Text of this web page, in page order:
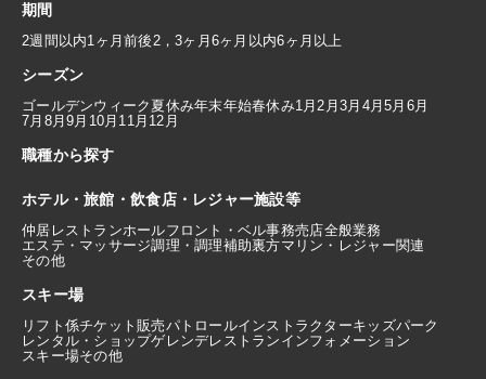
期間
2週間以内1ヶ月前後 2，3ヶ月 6ヶ月以内6ヶ月以上
シーズン
ゴールデンウィーク 夏休み年末年始春休み1月 2月3月 4月5月 6月
7月 8月9月 10月 11月 12月
職種から探す
ホテル・旅館・飲食店・レジャー施設等
仲居 レストランホールフロント・ベル事務売店全般業務
エステ・マッサージ調理・調理補助裏方マリン・レジャー関連
その他
スキー場
リフト係チケット販売パトロールインストラクターキッズパーク
レンタル・ショップゲレンデレストラン インフォメーション
スキー場その他